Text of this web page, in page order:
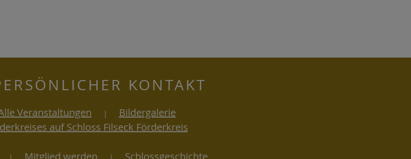
KONTAKT
Veranstaltungen |
Bildergalerie
auf Schloss Filseck Förderkreis